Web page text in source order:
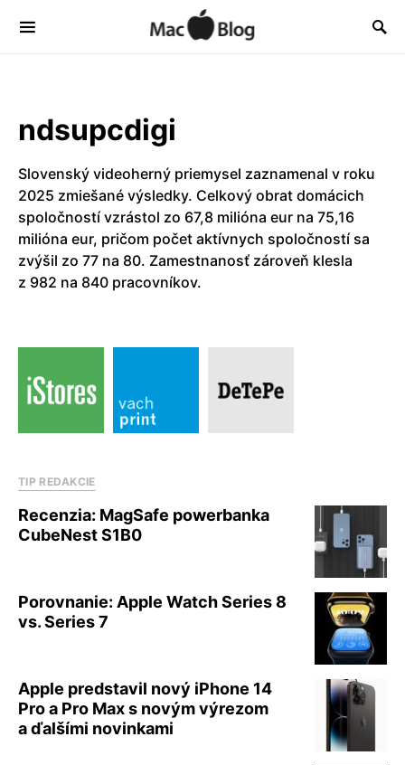
ndsupcdigi
Slovenský videoherný priemysel zaznamenal v roku
2025 zmiešané výsledky. Celkový obrat domácich
spoločností vzrástol zo 67,8 milióna eur na 75,16
milióna eur, pričom počet aktívnych spoločností sa
zvýšil zo 77 na 80. Zamestnanosť zároveň klesla
z 982 na 840 pracovníkov.
TIP REDAKCIE
Recenzia: MagSafe powerbanka
CubeNest S1B0
Porovnanie: Apple Watch Series 8
vs. Series 7
Apple predstavil nový iPhone 14
Pro a Pro Max s novým výrezom
a ďalšími novinkami